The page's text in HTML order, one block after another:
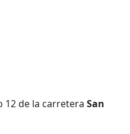
12 de la carretera San